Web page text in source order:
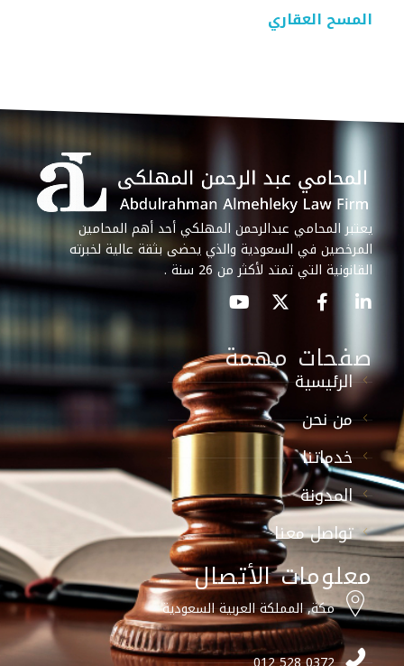
المسح العقاري
يعتبر المحامي عبدالرحمن المهلكي أحد أهم المحامين
المرخصين في السعودية والذي يحضى بثقة عالية لخبرته
القانونية التي تمتد لأكثر من 26 سنة .
صفحات مهمة
الرئيسية
من نحن
خدماتنا
المدونة
تواصل معنا
معلومات الأتصال
مكة, المملكة العربية السعودية